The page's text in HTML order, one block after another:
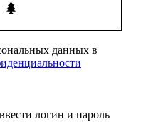
данных в
логин и пароль